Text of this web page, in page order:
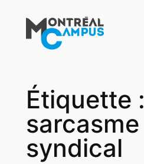
contenu
Étiquette :
sarcasme
syndical